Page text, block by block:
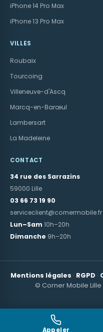
iPhone 14 Pro Max
iPhone 13 Pro Max
VILLES
Roubaix
Tourcoing
Villeneuve-d'Ascq
Marcq-en-Barœul
Lambersart
La Madeleine
CONTACT
34 rue des Sarrazins
59000 Lille
03 66 73 19 90
serviceclient@cornermobile.fr
Lun–Sam 10h–20h
Dimanche 9h–20h
© Corner Mobile
Mentions légales · RGPD ·
Appeler